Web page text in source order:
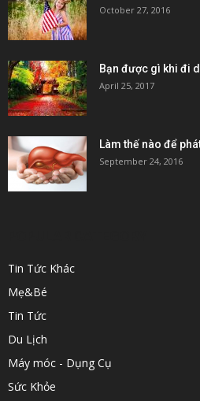
October 27, 2016
Bạn được gì khi đi
April 25, 2017
Làm thế nào để
September 24, 2016
Tin Tức Khác
Mẹ&Bé
Tin Tức
Du Lịch
Máy móc - Dụng Cụ
Sức Khỏe